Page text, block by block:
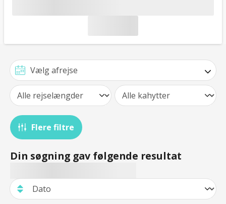
Flere filtre
Din søgning gav følgende resultat